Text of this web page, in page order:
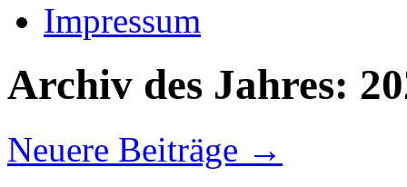
Impressum
Archiv des Jahres:
Neuere Beiträge →